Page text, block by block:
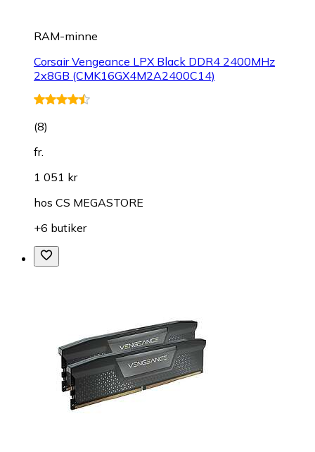
RAM-minne
Corsair Vengeance LPX Black DDR4 2400MHz
2x8GB (CMK16GX4M2A2400C14)
(8)
fr.
1 051 kr
hos CS MEGASTORE
+6 butiker